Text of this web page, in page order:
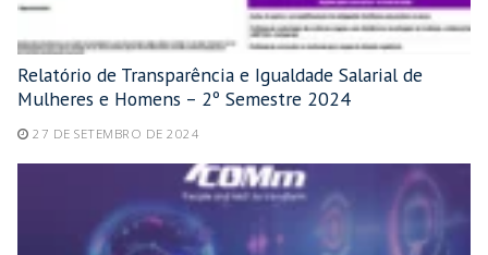
Relatório de Transparência e Igualdade Salarial de
Mulheres e Homens – 2º Semestre 2024
27 DE SETEMBRO DE 2024